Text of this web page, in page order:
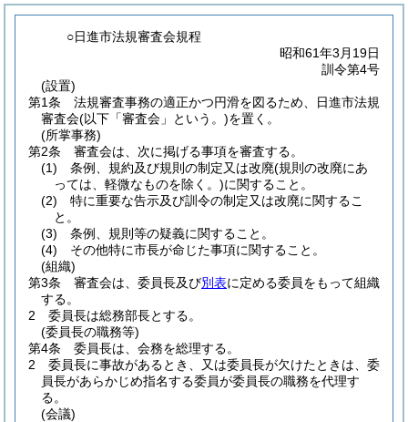
○日進市法規審査会規程
昭和61年3月19日
訓令第4号
(設置)
第1条
法規審査事務の適正かつ円滑を図るため、日進市法規
審査会(以下「審査会」という。)を置く。
(所掌事務)
第2条
審査会は、次に掲げる事項を審査する。
(1)
条例、規約及び規則の制定又は改廃(規則の改廃にあ
っては、軽微なものを除く。)に関すること。
(2)
特に重要な告示及び訓令の制定又は改廃に関するこ
と。
(3)
条例、規則等の疑義に関すること。
(4)
その他特に市長が命じた事項に関すること。
(組織)
第3条
審査会は、委員長及び別表に定める委員をもって組織
する。
2
委員長は総務部長とする。
(委員長の職務等)
第4条
委員長は、会務を総理する。
2
委員長に事故があるとき、又は委員長が欠けたときは、委
員長があらかじめ指名する委員が委員長の職務を代理す
る。
(会議)